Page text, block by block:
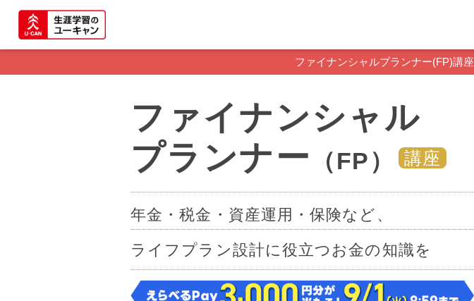
ファイナンシャルプランナー(FP)講座
ファイナンシャル
プランナー
（FP） 講座
年金・税金・資産運用・保険など、
ライフプラン設計に役立つお金の知識を